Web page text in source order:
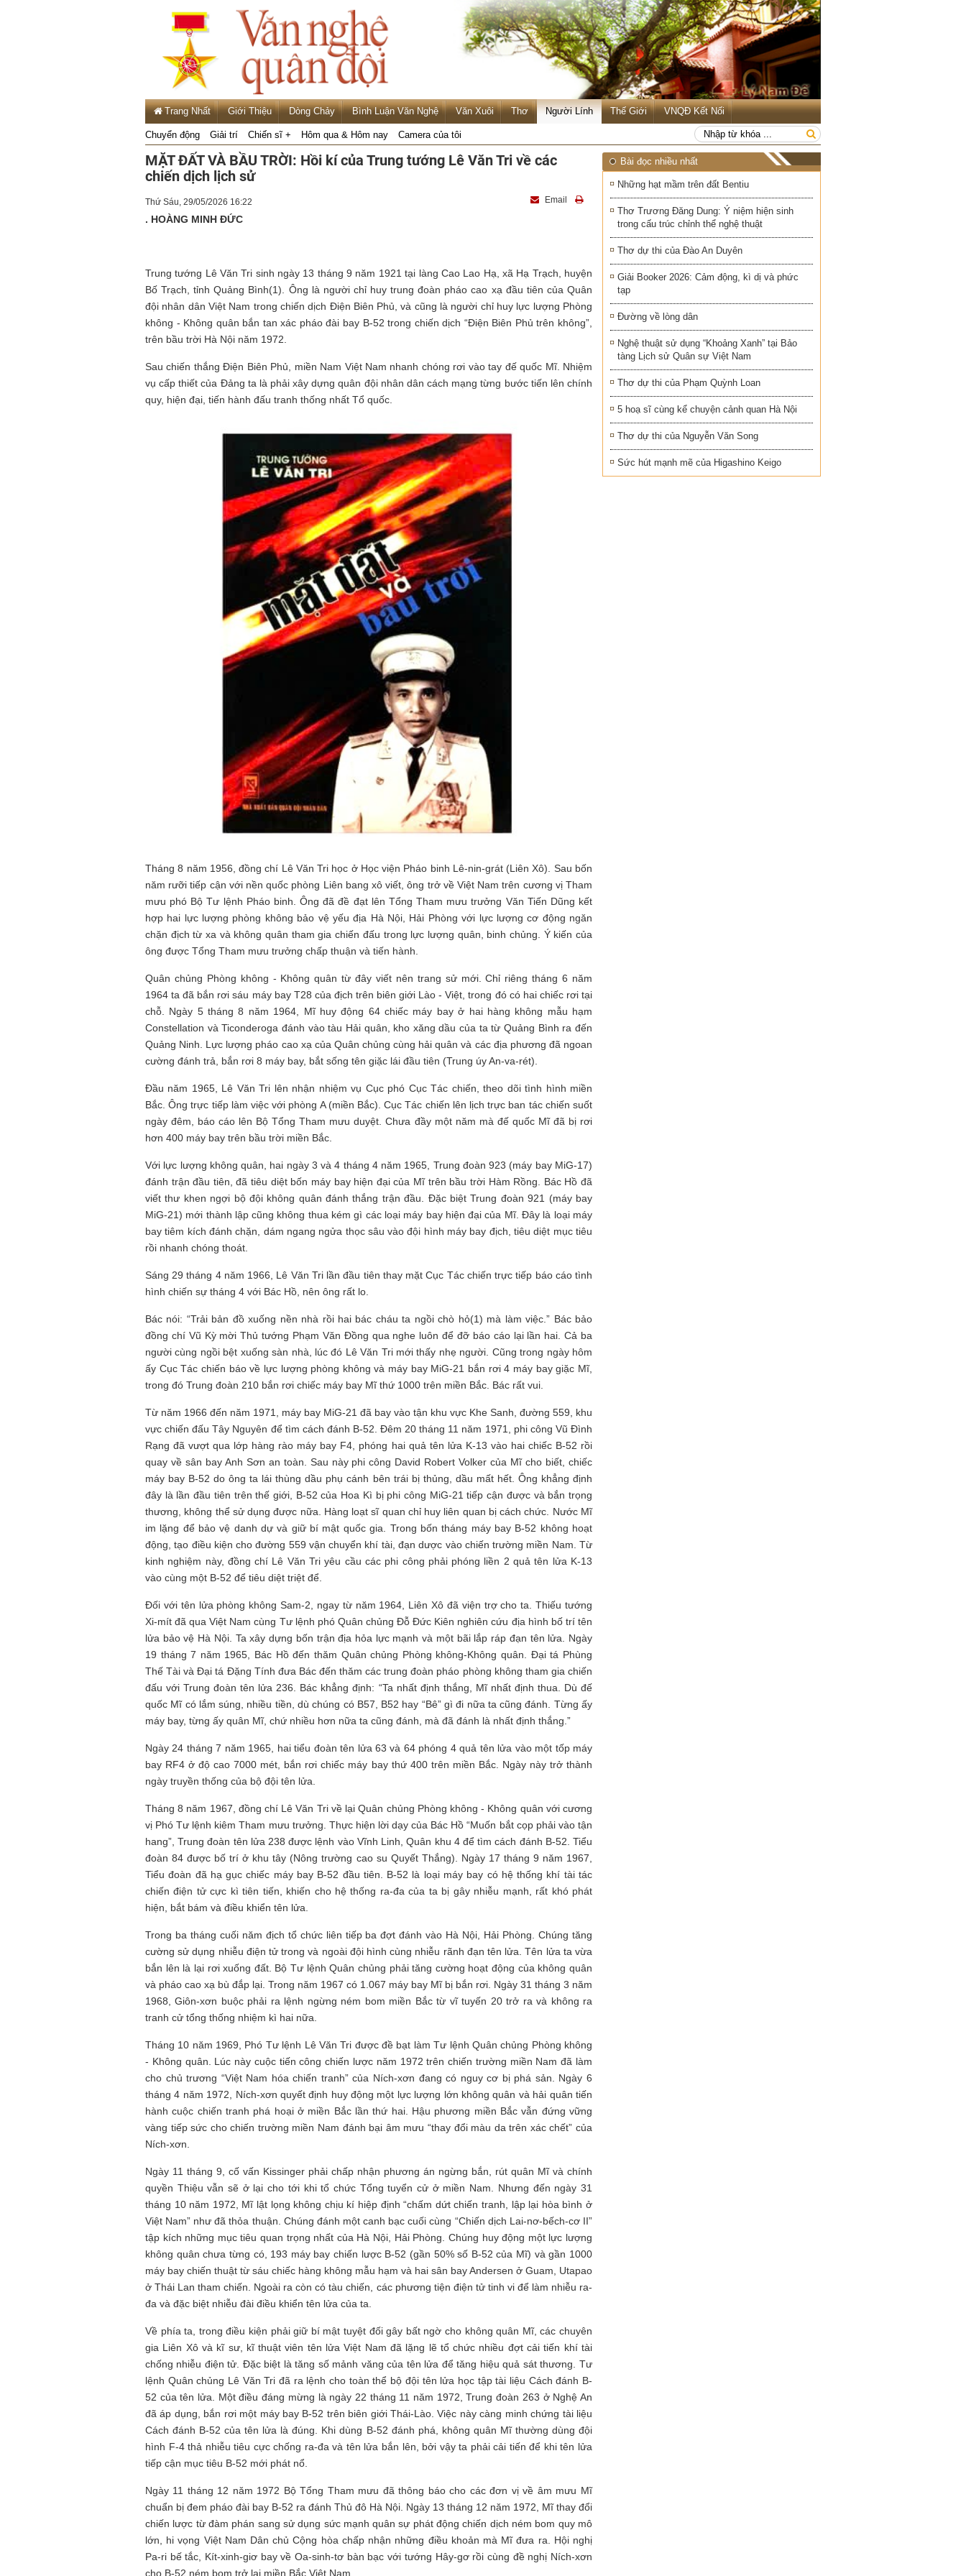
Trang Nhất Giới Thiệu Dòng Chảy Bình Luận Văn Nghệ Văn Xuôi Thơ Người Lính Thế Giới VNQĐ Kết Nối
Chuyển động Giải trí Chiến sĩ + Hôm qua & Hôm nay Camera của tôi
MẶT ĐẤT VÀ BẦU TRỜI: Hồi kí của Trung tướng Lê Văn Tri về các
chiến dịch lịch sử
Thứ Sáu, 29/05/2026 16:22 Email
. HOÀNG MINH ĐỨC
Trung tướng Lê Văn Tri sinh ngày 13 tháng 9 năm 1921 tại làng Cao Lao Hạ, xã Hạ Trạch, huyện
Bố Trạch, tỉnh Quảng Bình(1). Ông là người chỉ huy trung đoàn pháo cao xạ đầu tiên của Quân
đội nhân dân Việt Nam trong chiến dịch Điện Biên Phủ, và cũng là người chỉ huy lực lượng Phòng
không - Không quân bắn tan xác pháo đài bay B-52 trong chiến dịch “Điện Biên Phủ trên không”,
trên bầu trời Hà Nội năm 1972.
Sau chiến thắng Điện Biên Phủ, miền Nam Việt Nam nhanh chóng rơi vào tay đế quốc Mĩ. Nhiệm
vụ cấp thiết của Đảng ta là phải xây dựng quân đội nhân dân cách mạng từng bước tiến lên chính
quy, hiện đại, tiến hành đấu tranh thống nhất Tổ quốc.
Tháng 8 năm 1956, đồng chí Lê Văn Tri học ở Học viện Pháo binh Lê-nin-grát (Liên Xô). Sau bốn
năm rưỡi tiếp cận với nền quốc phòng Liên bang xô viết, ông trở về Việt Nam trên cương vị Tham
mưu phó Bộ Tư lệnh Pháo binh. Ông đã đề đạt lên Tổng Tham mưu trưởng Văn Tiến Dũng kết
hợp hai lực lượng phòng không bảo vệ yếu địa Hà Nội, Hải Phòng với lực lượng cơ động ngăn
chặn địch từ xa và không quân tham gia chiến đấu trong lực lượng quân, binh chủng. Ý kiến của
ông được Tổng Tham mưu trưởng chấp thuận và tiến hành.
Quân chủng Phòng không - Không quân từ đây viết nên trang sử mới. Chỉ riêng tháng 6 năm
1964 ta đã bắn rơi sáu máy bay T28 của địch trên biên giới Lào - Việt, trong đó có hai chiếc rơi tại
chỗ. Ngày 5 tháng 8 năm 1964, Mĩ huy động 64 chiếc máy bay ở hai hàng không mẫu hạm
Constellation và Ticonderoga đánh vào tàu Hải quân, kho xăng dầu của ta từ Quảng Bình ra đến
Quảng Ninh. Lực lượng pháo cao xạ của Quân chủng cùng hải quân và các địa phương đã ngoan
cường đánh trả, bắn rơi 8 máy bay, bắt sống tên giặc lái đầu tiên (Trung úy An-va-rét).
Đầu năm 1965, Lê Văn Tri lên nhận nhiệm vụ Cục phó Cục Tác chiến, theo dõi tình hình miền
Bắc. Ông trực tiếp làm việc với phòng A (miền Bắc). Cục Tác chiến lên lịch trực ban tác chiến suốt
ngày đêm, báo cáo lên Bộ Tổng Tham mưu duyệt. Chưa đầy một năm mà đế quốc Mĩ đã bị rơi
hơn 400 máy bay trên bầu trời miền Bắc.
Với lực lượng không quân, hai ngày 3 và 4 tháng 4 năm 1965, Trung đoàn 923 (máy bay MiG-17)
đánh trận đầu tiên, đã tiêu diệt bốn máy bay hiện đại của Mĩ trên bầu trời Hàm Rồng. Bác Hồ đã
viết thư khen ngợi bộ đội không quân đánh thắng trận đầu. Đặc biệt Trung đoàn 921 (máy bay
MiG-21) mới thành lập cũng không thua kém gì các loại máy bay hiện đại của Mĩ. Đây là loại máy
bay tiêm kích đánh chặn, dám ngang ngửa thọc sâu vào đội hình máy bay địch, tiêu diệt mục tiêu
rồi nhanh chóng thoát.
Sáng 29 tháng 4 năm 1966, Lê Văn Tri lần đầu tiên thay mặt Cục Tác chiến trực tiếp báo cáo tình
hình chiến sự tháng 4 với Bác Hồ, nên ông rất lo.
Bác nói: “Trải bản đồ xuống nền nhà rồi hai bác cháu ta ngồi chò hỏ(1) mà làm việc.” Bác bảo
đồng chí Vũ Kỳ mời Thủ tướng Phạm Văn Đồng qua nghe luôn để đỡ báo cáo lại lần hai. Cả ba
người cùng ngồi bệt xuống sàn nhà, lúc đó Lê Văn Tri mới thấy nhẹ người. Cũng trong ngày hôm
ấy Cục Tác chiến báo về lực lượng phòng không và máy bay MiG-21 bắn rơi 4 máy bay giặc Mĩ,
trong đó Trung đoàn 210 bắn rơi chiếc máy bay Mĩ thứ 1000 trên miền Bắc. Bác rất vui.
Từ năm 1966 đến năm 1971, máy bay MiG-21 đã bay vào tận khu vực Khe Sanh, đường 559, khu
vực chiến đấu Tây Nguyên để tìm cách đánh B-52. Đêm 20 tháng 11 năm 1971, phi công Vũ Đình
Rạng đã vượt qua lớp hàng rào máy bay F4, phóng hai quả tên lửa K-13 vào hai chiếc B-52 rồi
quay về sân bay Anh Sơn an toàn. Sau này phi công David Robert Volker của Mĩ cho biết, chiếc
máy bay B-52 do ông ta lái thùng dầu phụ cánh bên trái bị thủng, dầu mất hết. Ông khẳng định
đây là lần đầu tiên trên thế giới, B-52 của Hoa Kì bị phi công MiG-21 tiếp cận được và bắn trọng
thương, không thể sử dụng được nữa. Hàng loạt sĩ quan chỉ huy liên quan bị cách chức. Nước Mĩ
im lặng để bảo vệ danh dự và giữ bí mật quốc gia. Trong bốn tháng máy bay B-52 không hoạt
động, tạo điều kiện cho đường 559 vận chuyển khí tài, đạn dược vào chiến trường miền Nam. Từ
kinh nghiệm này, đồng chí Lê Văn Tri yêu cầu các phi công phải phóng liền 2 quả tên lửa K-13
vào cùng một B-52 để tiêu diệt triệt để.
Đối với tên lửa phòng không Sam-2, ngay từ năm 1964, Liên Xô đã viện trợ cho ta. Thiếu tướng
Xi-mít đã qua Việt Nam cùng Tư lệnh phó Quân chủng Đỗ Đức Kiên nghiên cứu địa hình bố trí tên
lửa bảo vệ Hà Nội. Ta xây dựng bốn trận địa hỏa lực mạnh và một bãi lắp ráp đạn tên lửa. Ngày
19 tháng 7 năm 1965, Bác Hồ đến thăm Quân chủng Phòng không-Không quân. Đại tá Phùng
Thế Tài và Đại tá Đặng Tính đưa Bác đến thăm các trung đoàn pháo phòng không tham gia chiến
đấu với Trung đoàn tên lửa 236. Bác khẳng định: “Ta nhất định thắng, Mĩ nhất định thua. Dù đế
quốc Mĩ có lắm súng, nhiều tiền, dù chúng có B57, B52 hay “Bê” gì đi nữa ta cũng đánh. Từng ấy
máy bay, từng ấy quân Mĩ, chứ nhiều hơn nữa ta cũng đánh, mà đã đánh là nhất định thắng.”
Ngày 24 tháng 7 năm 1965, hai tiểu đoàn tên lửa 63 và 64 phóng 4 quả tên lửa vào một tốp máy
bay RF4 ở độ cao 7000 mét, bắn rơi chiếc máy bay thứ 400 trên miền Bắc. Ngày này trở thành
ngày truyền thống của bộ đội tên lửa.
Tháng 8 năm 1967, đồng chí Lê Văn Tri về lại Quân chủng Phòng không - Không quân với cương
vị Phó Tư lệnh kiêm Tham mưu trưởng. Thực hiện lời dạy của Bác Hồ “Muốn bắt cọp phải vào tận
hang”, Trung đoàn tên lửa 238 được lệnh vào Vĩnh Linh, Quân khu 4 để tìm cách đánh B-52. Tiểu
đoàn 84 được bố trí ở khu tây (Nông trường cao su Quyết Thắng). Ngày 17 tháng 9 năm 1967,
Tiểu đoàn đã hạ gục chiếc máy bay B-52 đầu tiên. B-52 là loại máy bay có hệ thống khí tài tác
chiến điện tử cực kì tiên tiến, khiến cho hệ thống ra-đa của ta bị gây nhiễu mạnh, rất khó phát
hiện, bắt bám và điều khiển tên lửa.
Trong ba tháng cuối năm địch tổ chức liên tiếp ba đợt đánh vào Hà Nội, Hải Phòng. Chúng tăng
cường sử dụng nhiễu điện tử trong và ngoài đội hình cùng nhiễu rãnh đạn tên lửa. Tên lửa ta vừa
bắn lên là lại rơi xuống đất. Bộ Tư lệnh Quân chủng phải tăng cường hoạt động của không quân
và pháo cao xạ bù đắp lại. Trong năm 1967 có 1.067 máy bay Mĩ bị bắn rơi. Ngày 31 tháng 3 năm
1968, Giôn-xơn buộc phải ra lệnh ngừng ném bom miền Bắc từ vĩ tuyến 20 trở ra và không ra
tranh cử tổng thống nhiệm kì hai nữa.
Tháng 10 năm 1969, Phó Tư lệnh Lê Văn Tri được đề bạt làm Tư lệnh Quân chủng Phòng không
- Không quân. Lúc này cuộc tiến công chiến lược năm 1972 trên chiến trường miền Nam đã làm
cho chủ trương “Việt Nam hóa chiến tranh” của Ních-xơn đang có nguy cơ bị phá sản. Ngày 6
tháng 4 năm 1972, Ních-xơn quyết định huy động một lực lượng lớn không quân và hải quân tiến
hành cuộc chiến tranh phá hoại ở miền Bắc lần thứ hai. Hậu phương miền Bắc vẫn đứng vững
vàng tiếp sức cho chiến trường miền Nam đánh bại âm mưu “thay đổi màu da trên xác chết” của
Ních-xơn.
Ngày 11 tháng 9, cố vấn Kissinger phải chấp nhận phương án ngừng bắn, rút quân Mĩ và chính
quyền Thiệu vẫn sẽ ở lại cho tới khi tổ chức Tổng tuyển cử ở miền Nam. Nhưng đến ngày 31
tháng 10 năm 1972, Mĩ lật lọng không chịu kí hiệp định “chấm dứt chiến tranh, lập lại hòa bình ở
Việt Nam” như đã thỏa thuận. Chúng đánh một canh bạc cuối cùng “Chiến dịch Lai-nơ-bếch-cơ II”
tập kích những mục tiêu quan trọng nhất của Hà Nội, Hải Phòng. Chúng huy động một lực lượng
không quân chưa từng có, 193 máy bay chiến lược B-52 (gần 50% số B-52 của Mĩ) và gần 1000
máy bay chiến thuật từ sáu chiếc hàng không mẫu hạm và hai sân bay Andersen ở Guam, Utapao
ở Thái Lan tham chiến. Ngoài ra còn có tàu chiến, các phương tiện điện tử tinh vi để làm nhiễu ra-
đa và đặc biệt nhiễu đài điều khiển tên lửa của ta.
Về phía ta, trong điều kiện phải giữ bí mật tuyệt đối gây bất ngờ cho không quân Mĩ, các chuyên
gia Liên Xô và kĩ sư, kĩ thuật viên tên lửa Việt Nam đã lặng lẽ tổ chức nhiều đợt cải tiến khí tài
chống nhiễu điện tử. Đặc biệt là tăng số mảnh văng của tên lửa để tăng hiệu quả sát thương. Tư
lệnh Quân chủng Lê Văn Tri đã ra lệnh cho toàn thể bộ đội tên lửa học tập tài liệu Cách đánh B-
52 của tên lửa. Một điều đáng mừng là ngày 22 tháng 11 năm 1972, Trung đoàn 263 ở Nghệ An
đã áp dụng, bắn rơi một máy bay B-52 trên biên giới Thái-Lào. Việc này càng minh chứng tài liệu
Cách đánh B-52 của tên lửa là đúng. Khi dùng B-52 đánh phá, không quân Mĩ thường dùng đội
hình F-4 thả nhiễu tiêu cực chống ra-đa và tên lửa bắn lên, bởi vậy ta phải cải tiến để khi tên lửa
tiếp cận mục tiêu B-52 mới phát nổ.
Ngày 11 tháng 12 năm 1972 Bộ Tổng Tham mưu đã thông báo cho các đơn vị về âm mưu Mĩ
chuẩn bị đem pháo đài bay B-52 ra đánh Thủ đô Hà Nội. Ngày 13 tháng 12 năm 1972, Mĩ thay đổi
chiến lược từ đàm phán sang sử dụng sức mạnh quân sự phát động chiến dịch ném bom quy mô
lớn, hi vọng Việt Nam Dân chủ Cộng hòa chấp nhận những điều khoản mà Mĩ đưa ra. Hội nghị
Pa-ri bế tắc, Kít-xinh-giơ bay về Oa-sinh-tơ bàn bạc với tướng Hây-gơ rồi cùng đề nghị Ních-xơn
cho B-52 ném bom trở lại miền Bắc Việt Nam.
Bài đọc nhiều nhất
Những hạt mầm trên đất Bentiu
Thơ Trương Đăng Dung: Ý niệm hiện sinh
trong cấu trúc chỉnh thể nghệ thuật
Thơ dự thi của Đào An Duyên
Giải Booker 2026: Cảm động, kì dị và phức
tạp
Đường về lòng dân
Nghệ thuật sử dụng “Khoảng Xanh” tại Bảo
tàng Lịch sử Quân sự Việt Nam
Thơ dự thi của Phạm Quỳnh Loan
5 hoạ sĩ cùng kể chuyện cảnh quan Hà Nội
Thơ dự thi của Nguyễn Văn Song
Sức hút mạnh mẽ của Higashino Keigo